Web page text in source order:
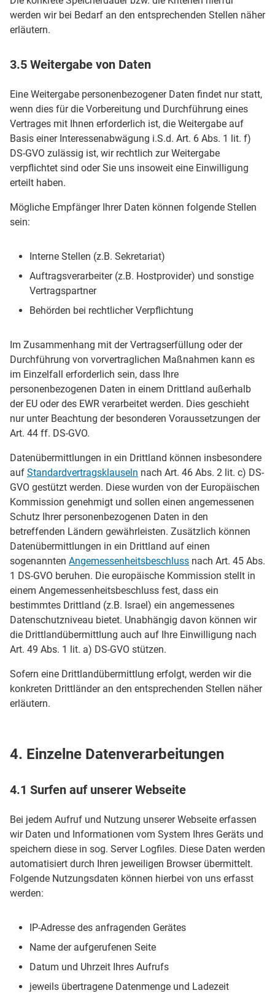
werden wir bei Bedarf an den entsprechenden Stellen näher
erläutern.
3.5 Weitergabe von Daten
Eine Weitergabe personenbezogener Daten findet nur statt,
wenn dies für die Vorbereitung und Durchführung eines
Vertrages mit Ihnen erforderlich ist, die Weitergabe auf
Basis einer Interessenabwägung i.S.d. Art. 6 Abs. 1 lit. f)
DS-GVO zulässig ist, wir rechtlich zur Weitergabe
verpflichtet sind oder Sie uns insoweit eine Einwilligung
erteilt haben.
Mögliche Empfänger Ihrer Daten können folgende Stellen
sein:
Interne Stellen (z.B. Sekretariat)
Auftragsverarbeiter (z.B. Hostprovider) und sonstige
Vertragspartner
Behörden bei rechtlicher Verpflichtung
Im Zusammenhang mit der Vertragserfüllung oder der
Durchführung von vorvertraglichen Maßnahmen kann es
im Einzelfall erforderlich sein, dass Ihre
personenbezogenen Daten in einem Drittland außerhalb
der EU oder des EWR verarbeitet werden. Dies geschieht
nur unter Beachtung der besonderen Voraussetzungen der
Art. 44 ff. DS-GVO.
Datenübermittlungen in ein Drittland können insbesondere
auf Standardvertragsklauseln nach Art. 46 Abs. 2 lit. c) DS-
GVO gestützt werden. Diese wurden von der Europäischen
Kommission genehmigt und sollen einen angemessenen
Schutz Ihrer personenbezogenen Daten in den
betreffenden Ländern gewährleisten. Zusätzlich können
Datenübermittlungen in ein Drittland auf einen
sogenannten Angemessenheitsbeschluss nach Art. 45 Abs.
1 DS-GVO beruhen. Die europäische Kommission stellt in
einem Angemessenheitsbeschluss fest, dass ein
bestimmtes Drittland (z.B. Israel) ein angemessenes
Datenschutzniveau bietet. Unabhängig davon können wir
die Drittlandübermittlung auch auf Ihre Einwilligung nach
Art. 49 Abs. 1 lit. a) DS-GVO stützen.
Sofern eine Drittlandübermittlung erfolgt, werden wir die
konkreten Drittländer an den entsprechenden Stellen näher
erläutern.
4. Einzelne Datenverarbeitungen
4.1 Surfen auf unserer Webseite
Bei jedem Aufruf und Nutzung unserer Webseite erfassen
wir Daten und Informationen vom System Ihres Geräts und
speichern diese in sog. Server Logfiles. Diese Daten werden
automatisiert durch Ihren jeweiligen Browser übermittelt.
Folgende Nutzungsdaten können hierbei von uns erfasst
werden:
IP-Adresse des anfragenden Gerätes
Name der aufgerufenen Seite
Datum und Uhrzeit Ihres Aufrufs
jeweils übertragene Datenmenge und Ladezeit